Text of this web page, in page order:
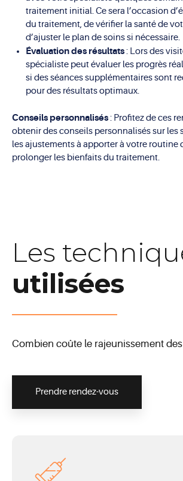
traitement initial. Ce sera l’occasion
du traitement, de vérifier la santé de
d’ajuster le plan de soins si nécessaire.
Évaluation des résultats: Lors des
spécialiste peut évaluer les progrès
si des séances supplémentaires sont
pour des résultats optimaux.
Conseils personnalisés: Profitez de ces
obtenir des conseils personnalisés sur les
les ajustements à apporter à votre routine
prolonger les bienfaits du traitement.
Les
utilisées
Combien coûte le rajeunissement
Prendre rendez-vous